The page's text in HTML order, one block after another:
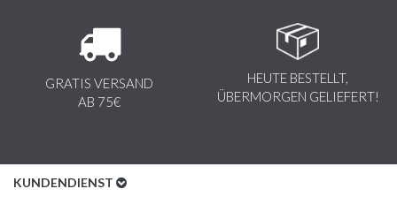
GRATIS VERSAND
AB 75€
HEUTE BESTELLT,
ÜBERMORGEN GELIEFERT!
KUNDENDIENST